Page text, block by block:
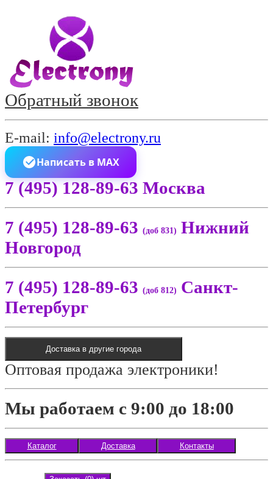
Обратный звонок
E-mail: info@electrony.ru
Написать в MAX
7 (495) 128-89-63 Москва
7 (495) 128-89-63 (доб 831) Нижний
Новгород
7 (495) 128-89-63 (доб 812) Санкт-
Петербург
Доставка в другие города
Оптовая продажа электроники!
Мы работаем с 9:00 до 18:00
Каталог Доставка Контакты